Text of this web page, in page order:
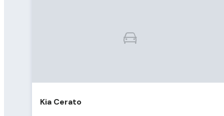
Kia Cerato